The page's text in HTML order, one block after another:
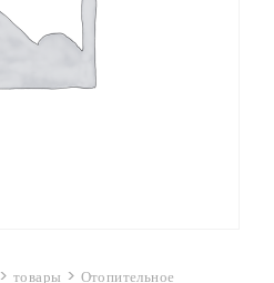
> товары > Отопительное